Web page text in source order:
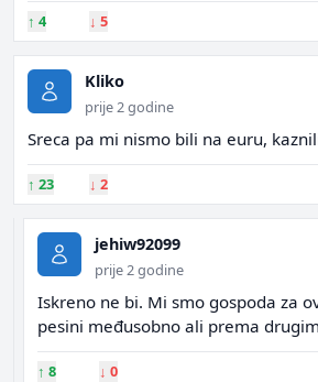
↑ 4 ↓ 5
Kliko
prije 2 godine
Sreca pa mi nismo bili na euru,
↑ 23 ↓ 2
jehiw92099
prije 2 godine
Iskreno ne bi. Mi smo gospoda za
pesini međusobno ali prema
↑ 8 ↓ 0